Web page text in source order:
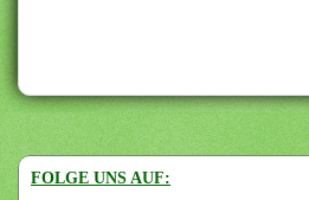
FOLGE UNS AUF: